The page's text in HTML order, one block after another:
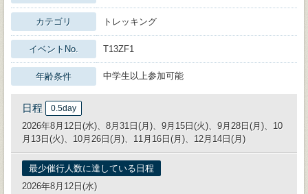
カテゴリ トレッキング
イベントNo. T13ZF1
年齢条件 中学生以上参加可能
日程 0.5day
2026年8月12日(水)、8月31日(月)、9月15日(火)、9月28日(月)、10
月13日(火)、10月26日(月)、11月16日(月)、12月14日(月)
最少催行人数に達している日程
2026年8月12日(水)